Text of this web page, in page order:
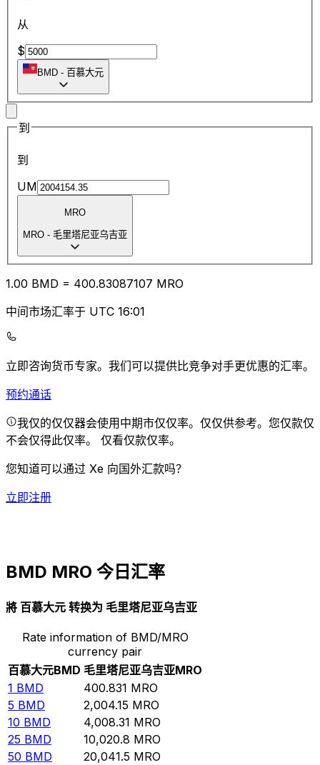
从
$
BMD - 百慕大元
到
到
UM
MRO
MRO - 毛里塔尼亚乌吉亚
1.00 BMD = 400.83087107 MRO
中间市场汇率于 UTC 16:01
立即咨询货币专家。 我们可以提供比竞争对手更优惠的汇率。
预约通话
我仅的仅仅器会使用中期市仅仅率。仅仅供参考。您仅款仅
不会仅得此仅率。 仅看仅款仅率。
您知道可以通过 Xe 向国外汇款吗？
立即注册
BMD MRO 今日汇率
將 百慕大元 转换为 毛里塔尼亚乌吉亚
Rate information of BMD/MRO
currency pair
百慕大元BMD 毛里塔尼亚乌吉亚MRO
1 BMD 400.831 MRO
5 BMD 2,004.15 MRO
10 BMD 4,008.31 MRO
25 BMD 10,020.8 MRO
50 BMD 20,041.5 MRO